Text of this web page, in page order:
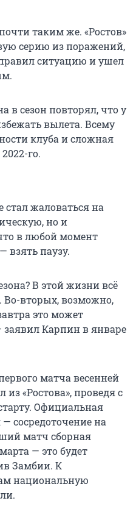
таким же. «Ростов»
серию из поражений,
ситуацию и ушел
в сезон повторял, что у
вылета. Всему
клуба и сложная
го.
жаловаться на
но и
в любой момент
взять паузу.
В этой жизни всё
Во-вторых, возможно,
это может
заявил Карпин в январе
матча весенней
«Ростова», проведя с
Официальная
сосредоточение на
матч сборная
— это будет
Замбии. К
национальную